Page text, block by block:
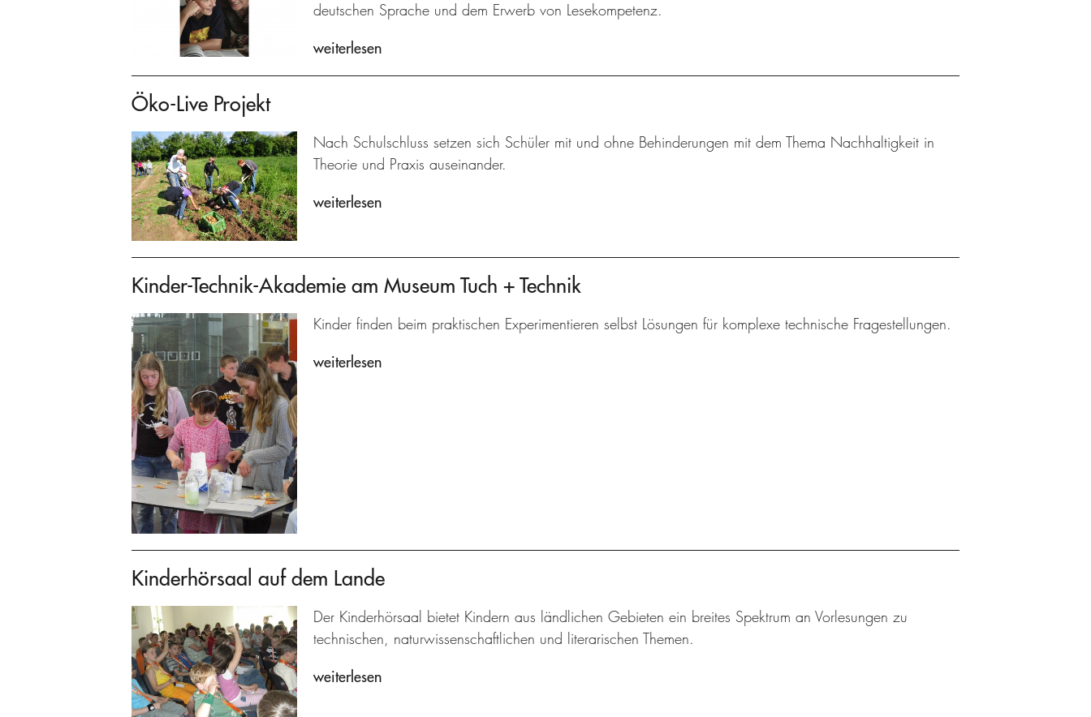
deutschen Sprache und dem Erwerb von Lesekompetenz.
weiterlesen
Öko-Live Projekt
Nach Schulschluss setzen sich Schüler mit und ohne Behinderungen mit dem Thema Nachhaltigkeit in
Theorie und Praxis auseinander.
weiterlesen
Kinder-Technik-Akademie am Museum Tuch + Technik
Kinder finden beim praktischen Experimentieren selbst Lösungen für komplexe technische Fragestellungen.
weiterlesen
Kinderhörsaal auf dem Lande
Der Kinderhörsaal bietet Kindern aus ländlichen Gebieten ein breites Spektrum an Vorlesungen zu
technischen, naturwissenschaftlichen und literarischen Themen.
weiterlesen